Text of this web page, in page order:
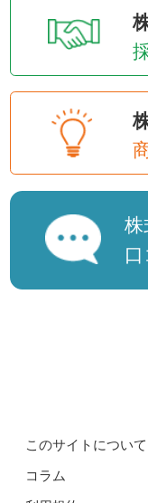
株
このサイトについて
コラム